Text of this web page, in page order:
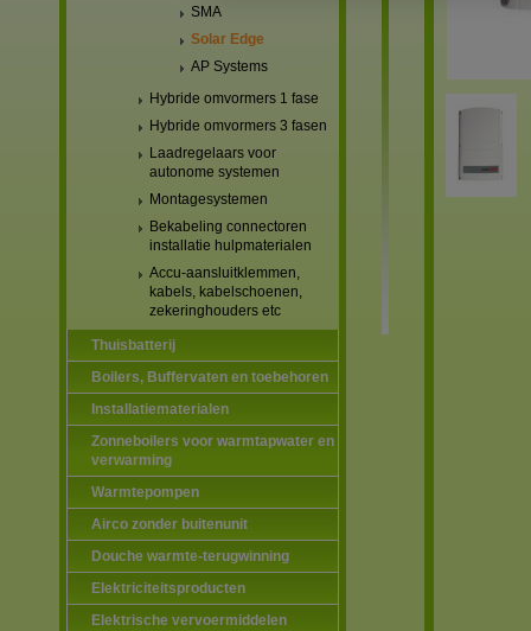
SMA
Solar Edge
AP Systems
Hybride omvormers 1 fase
Hybride omvormers 3 fasen
Laadregelaars voor
autonome systemen
Montagesystemen
Bekabeling connectoren
installatie hulpmaterialen
Accu-aansluitklemmen,
kabels, kabelschoenen,
zekeringhouders etc
Thuisbatterij
Boilers, Buffervaten en toebehoren
Installatiematerialen
Zonneboilers voor warmtapwater en
verwarming
Warmtepompen
Airco zonder buitenunit
Douche warmte-terugwinning
Elektriciteitsproducten
Elektrische vervoermiddelen